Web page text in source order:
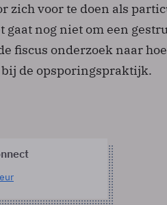
zich voor te doen als
gaat nog niet om een
fiscus onderzoek naar
de opsporingspraktijk.